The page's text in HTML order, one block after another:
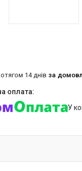
14 днів за
У